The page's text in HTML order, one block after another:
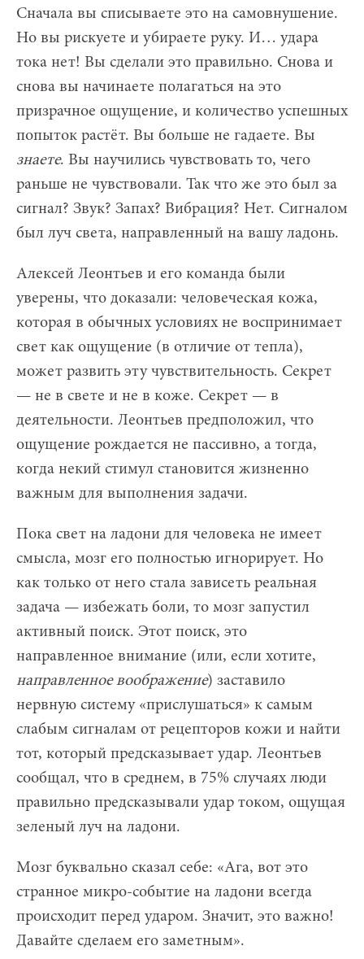
Сначала вы списываете это на самовнушение.
Но вы рискуете и убираете руку. И… удара
тока нет! Вы сделали это правильно. Снова и
снова вы начинаете полагаться на это
призрачное ощущение, и количество успешных
попыток растёт. Вы больше не гадаете. Вы
знаете. Вы научились чувствовать то, чего
раньше не чувствовали. Так что же это был за
сигнал? Звук? Запах? Вибрация? Нет. Сигналом
был луч света, направленный на вашу ладонь.
Алексей Леонтьев и его команда были
уверены, что доказали: человеческая кожа,
которая в обычных условиях не воспринимает
свет как ощущение (в отличие от тепла),
может развить эту чувствительность. Секрет
— не в свете и не в коже. Секрет — в
деятельности. Леонтьев предположил, что
ощущение рождается не пассивно, а тогда,
когда некий стимул становится жизненно
важным для выполнения задачи.
Пока свет на ладони для человека не имеет
смысла, мозг его полностью игнорирует. Но
как только от него стала зависеть реальная
задача — избежать боли, то мозг запустил
активный поиск. Этот поиск, это
направленное внимание (или, если хотите,
направленное воображение) заставило
нервную систему «прислушаться» к самым
слабым сигналам от рецепторов кожи и найти
тот, который предсказывает удар. Леонтьев
сообщал, что в среднем, в 75% случаях люди
правильно предсказывали удар током, ощущая
зеленый луч на ладони.
Мозг буквально сказал себе: «Ага, вот это
странное микро-событие на ладони всегда
происходит перед ударом. Значит, это важно!
Давайте сделаем его заметным».